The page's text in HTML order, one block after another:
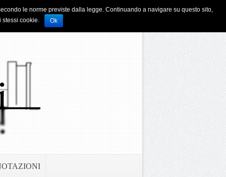
le norme previste dalla legge. Continuando a navigare su questo sito,
stessi cookie.
Ok